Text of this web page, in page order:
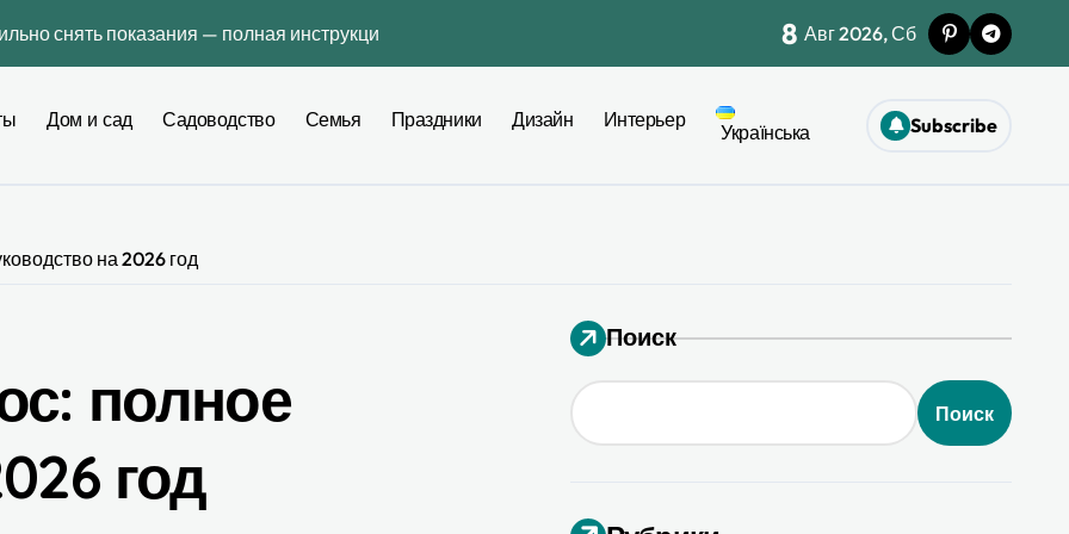
снять показания — полная инструкция без ошибок
профессиональное руководство по созданию гармоничной палитры
действуют сейчас в Украине
мебели и отделки в квартире — честное сравнение 2026
для поиска платформ
сроки, региональная таблица и пошаговая инструкция
8 Авг 2026, Сб
Дом и сад Садоводство Семья Праздники Дизайн Интерьер
Українська Subscribe
на 2026 год
полное
год
Поиск
Поиск